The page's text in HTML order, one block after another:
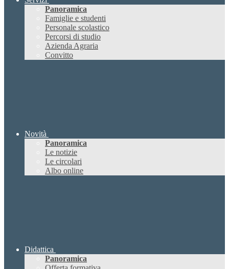
Panoramica
Famiglie e studenti
Personale scolastico
Percorsi di studio
Azienda Agraria
Convitto
Novità
Panoramica
Le notizie
Le circolari
Albo online
Didattica
Panoramica